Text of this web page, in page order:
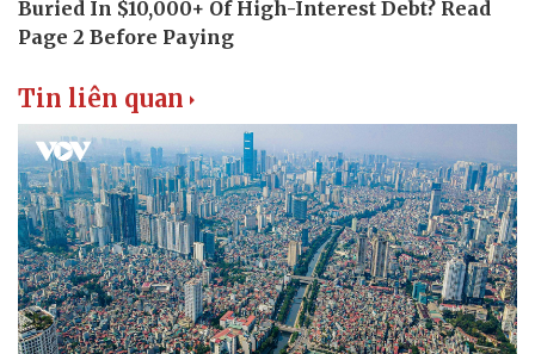
Tin liên quan